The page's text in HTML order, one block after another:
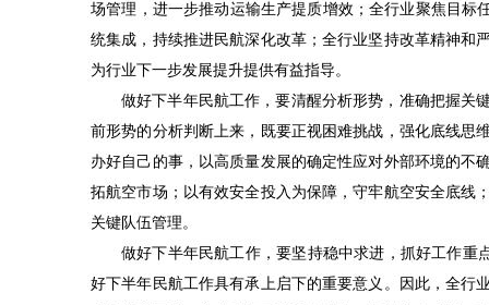
场管理，进一步推动运输生产提质增效；全行业聚焦目标
统集成，持续推进民航深化改革；全行业坚持改革精神和
为行业下一步发展提升提供有益指导。
做好下半年民航工作，要清醒分析形势，准确把握关
前形势的分析判断上来，既要正视困难挑战，强化底线思
办好自己的事，以高质量发展的确定性应对外部环境的不
拓航空市场；以有效安全投入为保障，守牢航空安全底线
关键队伍管理。
做好下半年民航工作，要坚持稳中求进，抓好工作重
好下半年民航工作具有承上启下的重要意义。因此，全行